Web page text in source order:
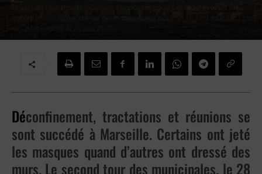
Le second tour des municipales s'annonce chaud bouillant avec un duel,
Déconfinement, tractations et réunions se
sont succédé à Marseille. Certains ont jeté
les masques quand d’autres ont dressé des
murs. Le second tour des municipales, le 28